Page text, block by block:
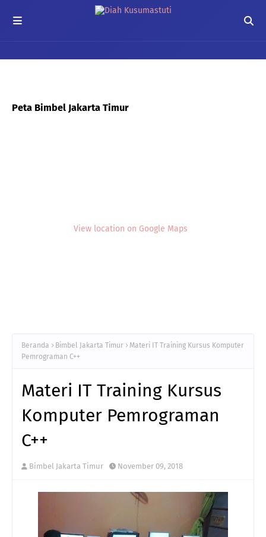
Peta Bimbel Jakarta Timur
View location on Google Maps
Beranda Bimbel Jakarta Timur
Materi IT Training Kursus Komputer
Pemrograman C++
Materi IT Training Kursus
Komputer Pemrograman
C++
Bimbel Jakarta Timur November 09, 2018